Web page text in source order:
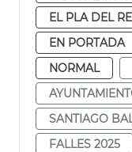
EL PLA DEL
EN PORTADA
NORMAL
SANTIAGO
FALLES 2025